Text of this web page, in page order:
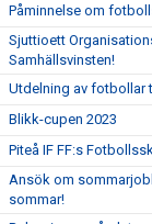
Påminnelse om
Sjuttioett
Samhällsvinsten!
Utdelning av fotbollar
Blikk-cupen 2023
Piteå IF FF:s
Ansök om
sommar!